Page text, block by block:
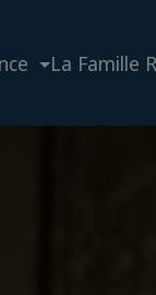
La Famille